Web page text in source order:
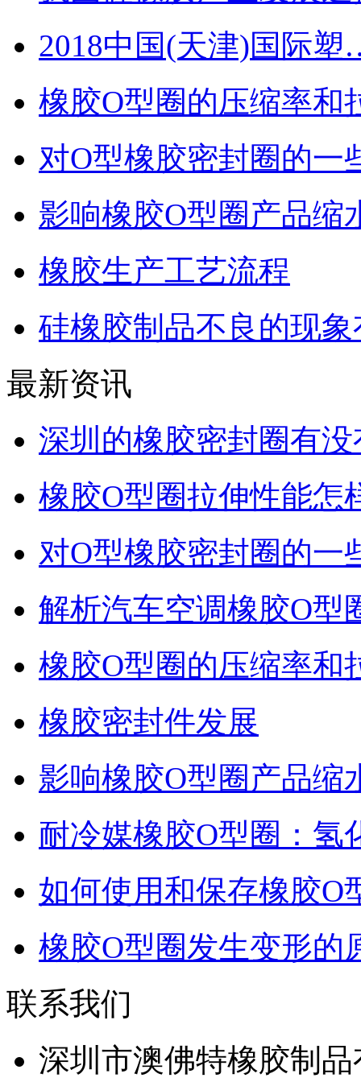
2018中国(天津)国际
橡胶O型圈的压缩率和
对O型橡胶密封圈的一
影响橡胶O型圈产品
橡胶生产工艺流程
硅橡胶制品不良的现
最新资讯
深圳的橡胶密封圈有
橡胶O型圈拉伸性能
对O型橡胶密封圈的一
解析汽车空调橡胶O型
橡胶O型圈的压缩率和
橡胶密封件发展
影响橡胶O型圈产品
耐冷媒橡胶O型圈：
如何使用和保存橡胶O
橡胶O型圈发生变形
联系我们
深圳市澳佛特橡胶制